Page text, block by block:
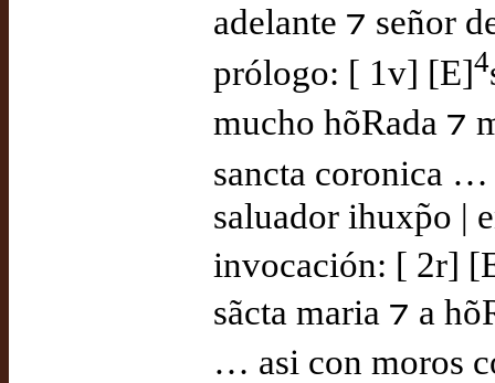
adelante ⁊ señor
prólogo: [ 1v] [E]4
mucho hõRada ⁊
sancta coronica …
saluador ihuxp̃o |
invocación: [ 2r]
sãcta maria ⁊ a
… asi con moros